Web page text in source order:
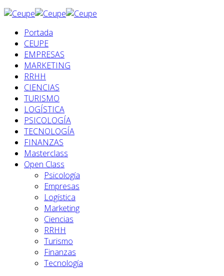
Portada
CEUPE
EMPRESAS
MARKETING
RRHH
CIENCIAS
TURISMO
LOGÍSTICA
PSICOLOGÍA
TECNOLOGÍA
FINANZAS
Masterclass
Open Class
Psicología
Empresas
Logística
Marketing
Ciencias
RRHH
Turismo
Finanzas
Tecnología